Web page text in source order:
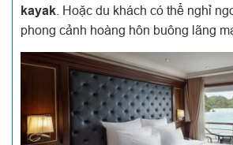
kayak . Hoặc du khách có thể nghỉ
phong cảnh hoàng hôn buông lãng